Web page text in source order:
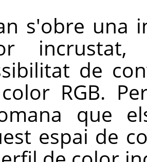
s'obre una
de
RGB.
que
espai de